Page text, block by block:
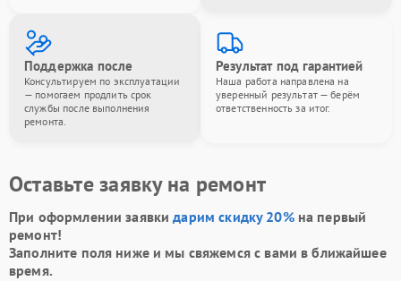
Поддержка после
Консультируем по эксплуатации
— помогаем продлить срок
службы после выполнения
ремонта.
Результат под гарантией
Наша работа направлена на
уверенный результат — берём
ответственность за итог.
Оставьте заявку на ремонт
При оформлении заявкидарим скидку 20%на первый
ремонт!
Заполните поля ниже и мы свяжемся с вами в ближайшее
время.